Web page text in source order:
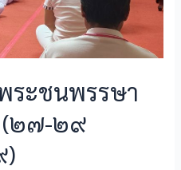
ระชนพรรษา
(๒๗-๒๙
)